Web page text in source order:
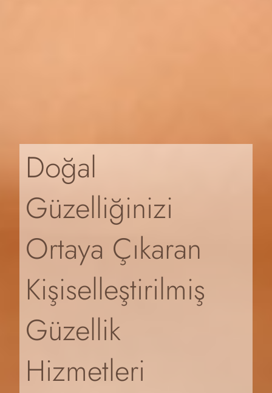
Doğal
Güzelliğinizi
Ortaya Çıkaran
Kişiselleştirilmiş
Güzellik
Hizmetleri